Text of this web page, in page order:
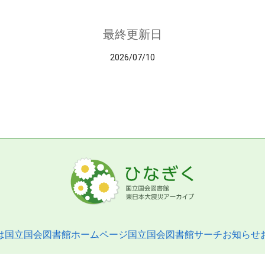
最終更新日
2026/07/10
国立国会図書館ホームページ国立国会図書館サーチお知らせ